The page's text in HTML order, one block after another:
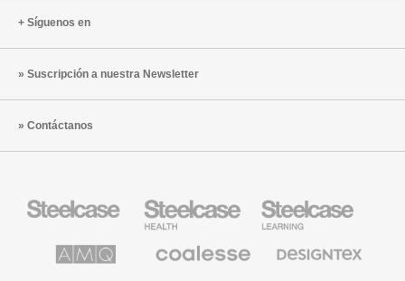
Síguenos en
Suscripción a nuestra Newsletter
Contáctanos
Steelcase
para
sanidad
Steelcase
para
educación
Steelcase
Solutions
premium